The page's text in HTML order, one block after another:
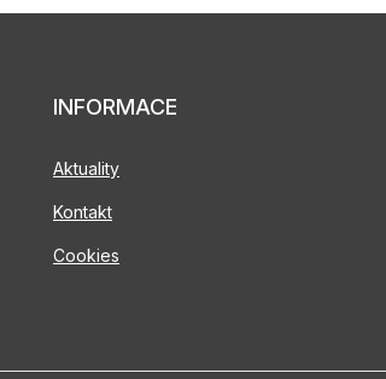
INFORMACE
Aktuality
Kontakt
Cookies